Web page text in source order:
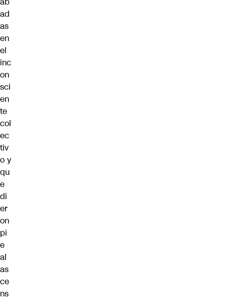
ad
as
en
el
inc
on
sci
en
te
col
ec
tiv
o y
qu
e
di
er
on
pi
e
al
as
ce
ns